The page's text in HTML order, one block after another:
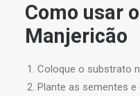
Como usar
Manjericão
Coloque o substrato
Plante as sementes